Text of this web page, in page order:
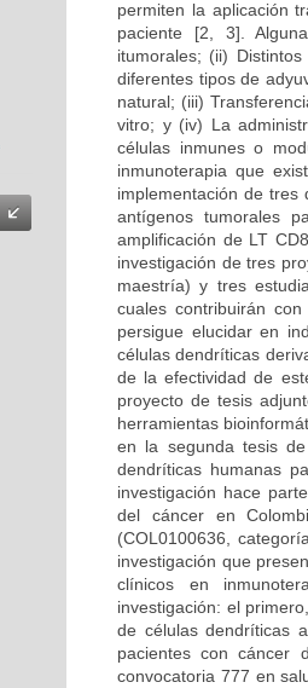
permiten la aplicación
paciente [2, 3].
itumorales; (ii)
diferentes tipos de
natural; (iii)
vitro; y (iv) La
células inmunes o
inmunoterapia que
implementación de
antígenos tumorales
amplificación de LT
investigación de tres
maestría) y tres
cuales contribuirán
persigue elucidar en
células dendríticas
de la efectividad de
proyecto de tesis
herramientas
en la segunda tesis
dendríticas humanas
investigación hace
del cáncer en
(COL0100636,
investigación que
clínicos en
investigación: el
de células dendríticas
pacientes con cáncer
convocatoria 777 en